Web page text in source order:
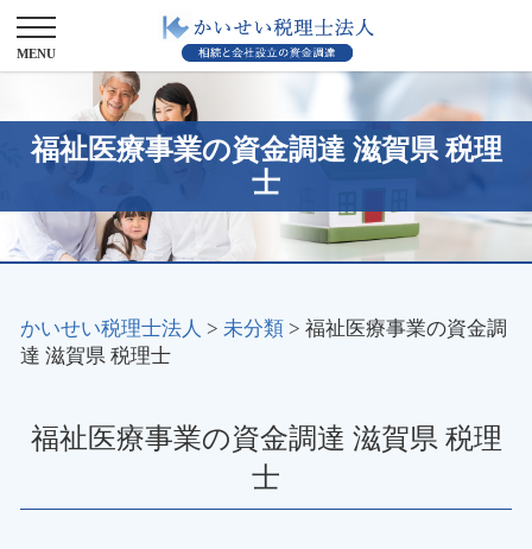
福祉医療事業の資金調達 滋賀県 税理
士
かいせい税理士法人 > 未分類 > 福祉医療事業の資金調
達 滋賀県 税理士
福祉医療事業の資金調達 滋賀県 税理
士